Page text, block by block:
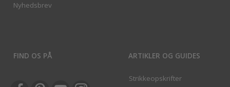
Nyhedsbrev
FIND OS PÅ ARTIKLER OG GUIDES
Strikkeopskrifter